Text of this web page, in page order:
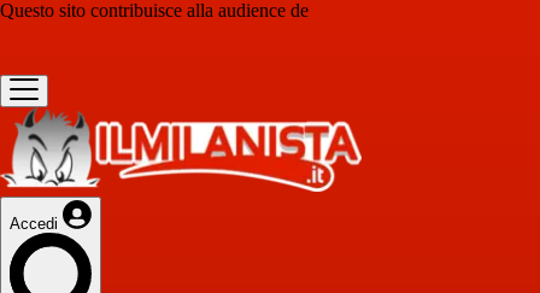
Questo sito contribuisce alla audience de
Accedi